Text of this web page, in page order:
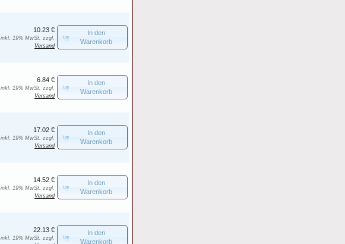
10.23 €
inkl. 19% MwSt. zzgl.
Versand
In den
Warenkorb
6.84 €
inkl. 19% MwSt. zzgl.
Versand
In den
Warenkorb
17.02 €
inkl. 19% MwSt. zzgl.
Versand
In den
Warenkorb
14.52 €
inkl. 19% MwSt. zzgl.
Versand
In den
Warenkorb
22.13 €
inkl. 19% MwSt. zzgl.
In den
Warenkorb